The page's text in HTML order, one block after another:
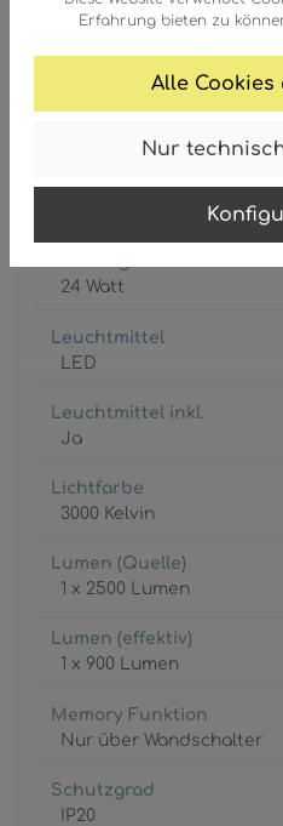
Erfahrung bieten zu
Alle Cookies
Nur
9007371516636
Lebensdauer
24 Watt
Leuchtmittel
LED
Leuchtmittel inkl.
Ja
Lichtfarbe
3000 Kelvin
Lumen (Quelle)
1 x 2500 Lumen
Lumen (effektiv)
1 x 900 Lumen
Memory Funktion
Nur über Wandschalter
Schutzgrad
IP20